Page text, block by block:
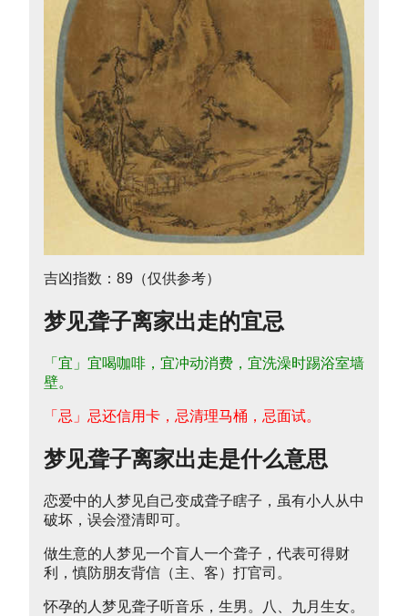
吉凶指数：89（仅供参考）
梦见聋子离家出走的宜忌
「宜」宜喝咖啡，宜冲动消费，宜洗澡时踢浴室墙
壁。
「忌」忌还信用卡，忌清理马桶，忌面试。
梦见聋子离家出走是什么意思
恋爱中的人梦见自己变成聋子瞎子，虽有小人从中
破坏，误会澄清即可。
做生意的人梦见一个盲人一个聋子，代表可得财
利，慎防朋友背信（主、客）打官司。
怀孕的人梦见聋子听音乐，生男。八、九月生女。